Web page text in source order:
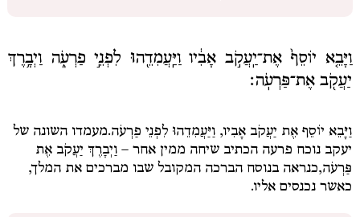
וַיָּבֵ֤א יוֹסֵף֙ אֶת־יַֽעֲקֹ֣ב אָבִ֔יו וַיַּֽעֲמִדֵ֖הוּ לִפְנֵ֣י פַרְעֹ֑ה וַיְבָ֥רֶךְ
יַעֲקֹ֖ב אֶת־פַּרְעֹֽה׃
וַיָּבֵא יוֹסֵף אֶת יַעֲקֹב אָבִיו, וַיַּעֲמִדֵהוּ לִפְנֵי פַרְעֹה.מעמדו השונה של
יעקב נוכח פרעה הכתיב שיחה ממין אחר – וַיְבָרֶךְ יַעֲקֹב אֶת
פַּרְעֹה,כנראה בנוסח הברכה המקובל שבו מברכים את המלך,
כאשר נכנסים אליו.